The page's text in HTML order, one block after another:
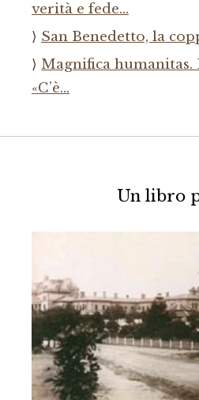
verità e fede…
San Benedetto, la
Magnifica humanitas.
«C’è…
Un libro